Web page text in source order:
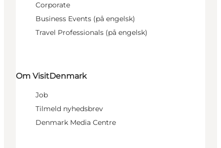
Corporate
Business Events (på engelsk)
Travel Professionals (på engelsk)
Om VisitDenmark
Job
Tilmeld nyhedsbrev
Denmark Media Centre